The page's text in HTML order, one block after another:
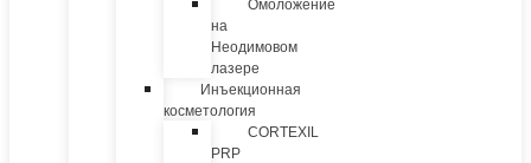
Омоложение
на
Неодимовом
лазере
Инъекционная
косметология
CORTEXIL
PRP